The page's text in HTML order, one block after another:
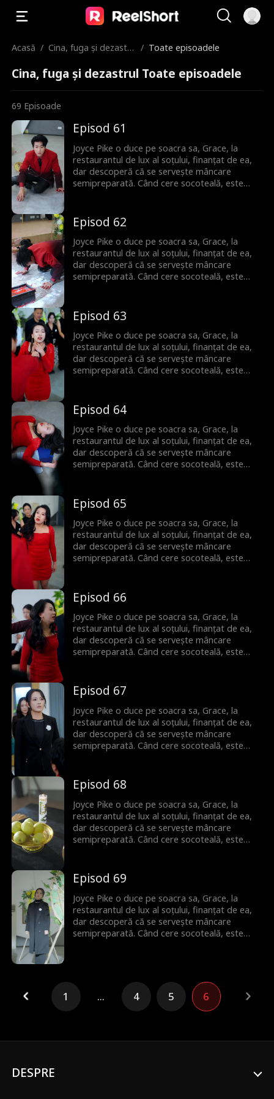
Acasă / Cina, fuga și dezastru
/ Toate episoadele
Cina, fuga și dezastrul Toate episoadele
69 Episoade
Episod 61
Joyce Pike o duce pe soacra sa, Grace, la
restaurantul de lux al soțului, finanțat de ea,
dar descoperă că se servește mâncare
semipreparată. Când cere socoteală, este
Episod 62
Joyce Pike o duce pe soacra sa, Grace, la
restaurantul de lux al soțului, finanțat de ea,
dar descoperă că se servește mâncare
semipreparată. Când cere socoteală, este
Episod 63
Joyce Pike o duce pe soacra sa, Grace, la
restaurantul de lux al soțului, finanțat de ea,
dar descoperă că se servește mâncare
semipreparată. Când cere socoteală, este
Episod 64
Joyce Pike o duce pe soacra sa, Grace, la
restaurantul de lux al soțului, finanțat de ea,
dar descoperă că se servește mâncare
semipreparată. Când cere socoteală, este
Episod 65
Joyce Pike o duce pe soacra sa, Grace, la
restaurantul de lux al soțului, finanțat de ea,
dar descoperă că se servește mâncare
semipreparată. Când cere socoteală, este
Episod 66
Joyce Pike o duce pe soacra sa, Grace, la
restaurantul de lux al soțului, finanțat de ea,
dar descoperă că se servește mâncare
semipreparată. Când cere socoteală, este
Episod 67
Joyce Pike o duce pe soacra sa, Grace, la
restaurantul de lux al soțului, finanțat de ea,
dar descoperă că se servește mâncare
semipreparată. Când cere socoteală, este
Episod 68
Joyce Pike o duce pe soacra sa, Grace, la
restaurantul de lux al soțului, finanțat de ea,
dar descoperă că se servește mâncare
semipreparată. Când cere socoteală, este
Episod 69
Joyce Pike o duce pe soacra sa, Grace, la
restaurantul de lux al soțului, finanțat de ea,
dar descoperă că se servește mâncare
semipreparată. Când cere socoteală, este
1 ... 4 5 6
DESPRE